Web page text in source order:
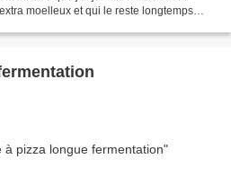
moelleux et qui le reste longtemps